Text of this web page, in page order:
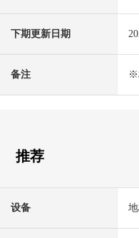
下期更新日期
备注 ※
推荐
设备